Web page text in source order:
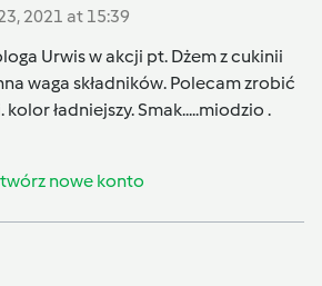
2021 at 15:39
Urwis w akcji pt. Dżem z cukinii
waga składników. Polecam zrobić
ładniejszy. Smak.....miodzio .
nowe konto